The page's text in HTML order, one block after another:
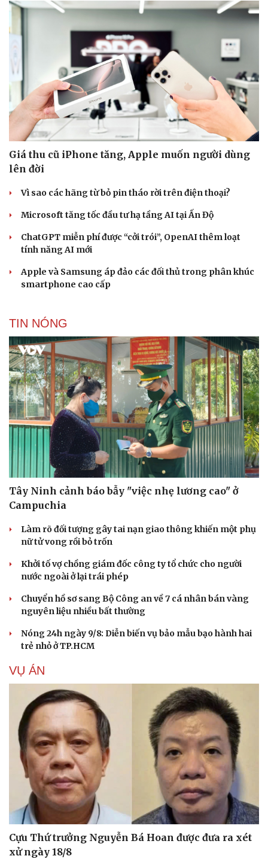
Giá thu cũ iPhone tăng, Apple muốn người dùng
lên đời
Vì sao các hãng từ bỏ pin tháo rời trên điện thoại?
Microsoft tăng tốc đầu tư hạ tầng AI tại Ấn Độ
ChatGPT miễn phí được “cởi trói”, OpenAI thêm loạt
tính năng AI mới
Apple và Samsung áp đảo các đối thủ trong phân khúc
smartphone cao cấp
TIN NÓNG
Tây Ninh cảnh báo bẫy "việc nhẹ lương cao" ở
Campuchia
Làm rõ đối tượng gây tai nạn giao thông khiến một phụ
nữ tử vong rồi bỏ trốn
Khởi tố vợ chồng giám đốc công ty tổ chức cho người
nước ngoài ở lại trái phép
Chuyển hồ sơ sang Bộ Công an về 7 cá nhân bán vàng
nguyên liệu nhiều bất thường
Nóng 24h ngày 9/8: Diễn biến vụ bảo mẫu bạo hành hai
trẻ nhỏ ở TP.HCM
VỤ ÁN
Cựu Thứ trưởng Nguyễn Bá Hoan được đưa ra xét
xử ngày 18/8